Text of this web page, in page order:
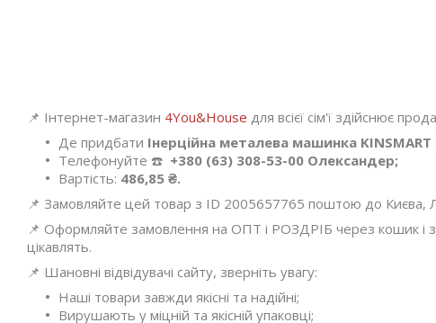
📌 Інтернет-магазин 4You&House для всієї сім'ї здійснює
Де придбати Інерційна металева машинка
Телефонуйте ☎️ +380 (63) 308-53-00 Олександер;
Вартість: 486,85 ₴.
📌 Замовляйте цей товар з ID 2005657765 поштою до Києва,
📌 Оформляйте замовлення на ОПТ і РОЗДРІБ через кошик і
цікавлять.
📌 Шановні відвідувачі сайту, зверніть увагу:
Наші товари завжди якісні та надійні;
Вирушають у міцній та якісній упаковці;